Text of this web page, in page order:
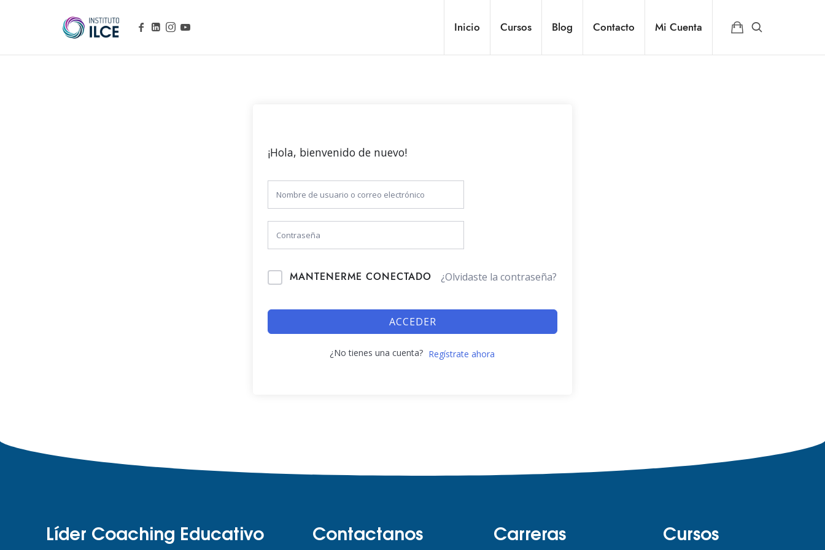
Inicio Cursos Blog Contacto Mi Cuenta
¡Hola, bienvenido de nuevo!
MANTENERME CONECTADO ¿Olvidaste la contraseña?
ACCEDER
¿No tienes una cuenta? Regístrate ahora
Líder Coaching Educativo Contactanos Carreras Cursos